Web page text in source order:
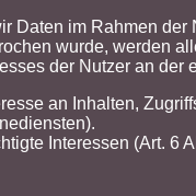
Daten im Rahmen
wurde, werden
der Nutzer an
an Inhalten,
Interessen (Art. 6